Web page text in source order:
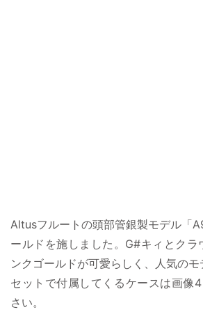
Altusフルートの頭部管銀製モデル「
ールドを施しました。G#キィとクラ
ンクゴールドが可愛らしく、人気のモ
セットで付属してくるケースは画像
さい。